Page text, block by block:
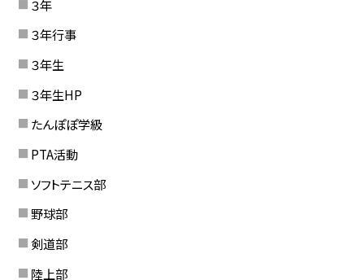
３年
３年行事
３年生
３年生HP
たんぽぽ学級
PTA活動
ソフトテニス部
野球部
剣道部
陸上部